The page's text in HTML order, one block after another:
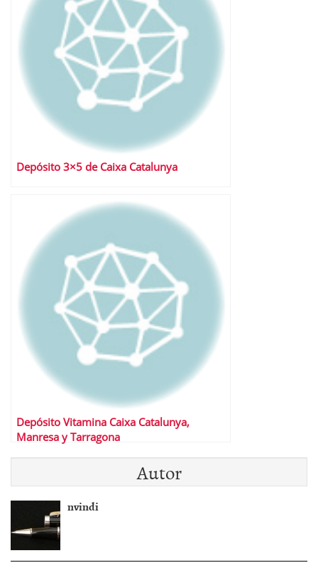
Depósito 3×5 de Caixa Catalunya
Depósito Vitamina Caixa Catalunya,
Manresa y Tarragona
Autor
nvindi